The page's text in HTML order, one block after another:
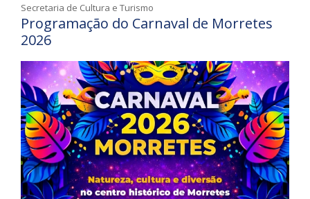
Secretaria de Cultura e Turismo
Programação do Carnaval de Morretes
2026